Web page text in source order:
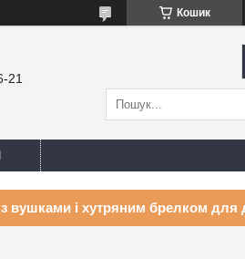
Кошик
21
вушками і хутряним брелком для